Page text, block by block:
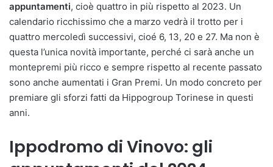
appuntamenti, cioè quattro in più rispetto al 2023. Un
calendario ricchissimo che a marzo vedrà il trotto per i
quattro mercoledì successivi, cioé 6, 13, 20 e 27. Ma non è
questa l’unica novità importante, perché ci sarà anche un
montepremi più ricco e sempre rispetto al recente passato
sono anche aumentati i Gran Premi. Un modo concreto per
premiare gli sforzi fatti da Hippogroup Torinese in questi
anni.
Ippodromo di Vinovo: gli